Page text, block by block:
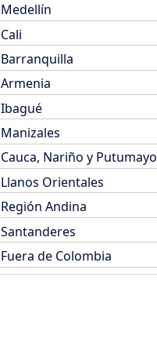
Medellín
Cali
Barranquilla
Armenia
Ibagué
Manizales
Cauca, Nariño y Putumayo
Llanos Orientales
Región Andina
Santanderes
Fuera de Colombia